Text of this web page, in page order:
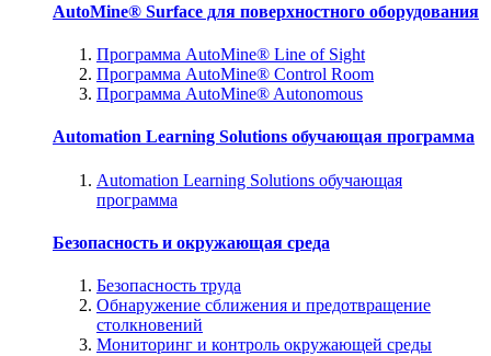
AutoMine® Surface для поверхностного оборудования
Программа AutoMine® Line of Sight
Программа AutoMine® Control Room
Программа AutoMine® Autonomous
Automation Learning Solutions обучающая программа
Automation Learning Solutions обучающая
программа
Безопасность и окружающая среда
Безопасность труда
Обнаружение сближения и предотвращение
столкновений
Мониторинг и контроль окружающей среды